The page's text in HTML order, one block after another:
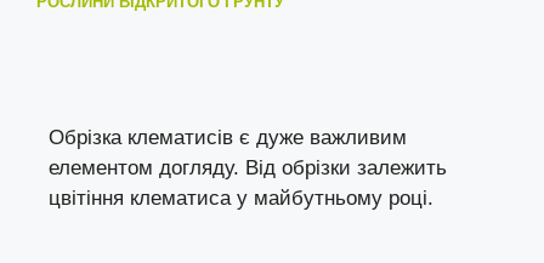
Обрізка клематисів є дуже важливим
елементом догляду. Від обрізки залежить
цвітіння клематиса у майбутньому році.